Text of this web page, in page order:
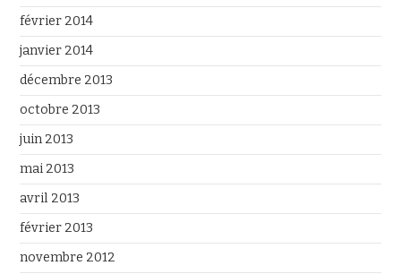
février 2014
janvier 2014
décembre 2013
octobre 2013
juin 2013
mai 2013
avril 2013
février 2013
novembre 2012